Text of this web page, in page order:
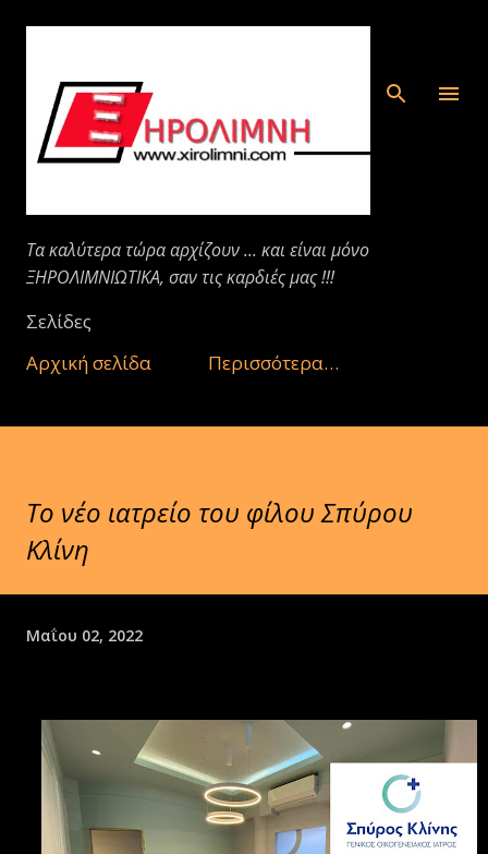
Μετάβαση στο κύριο περιεχόμενο
Τα καλύτερα τώρα αρχίζουν ... και είναι μόνο
ΞΗΡΟΛΙΜΝΙΩΤΙΚΑ, σαν τις καρδιές μας !!!
Σελίδες
Αρχική σελίδα
Περισσότερα…
Το νέο ιατρείο του φίλου Σπύρου
Κλίνη
Μαΐου 02, 2022